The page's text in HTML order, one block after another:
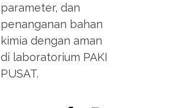
parameter, dan
penanganan bahan
kimia dengan aman
di laboratorium PAKI
PUSAT.